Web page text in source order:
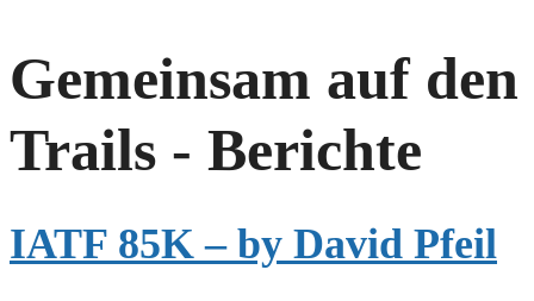
Gemeinsam auf den
Trails - Berichte
IATF 85K – by David Pfeil